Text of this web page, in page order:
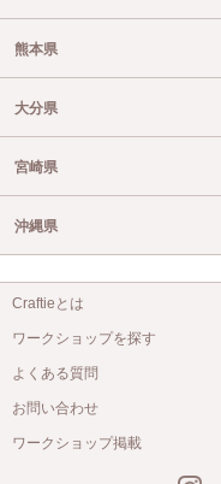
熊本県
大分県
宮崎県
沖縄県
Craftieとは
ワークショップを探す
よくある質問
お問い合わせ
ワークショップ掲載